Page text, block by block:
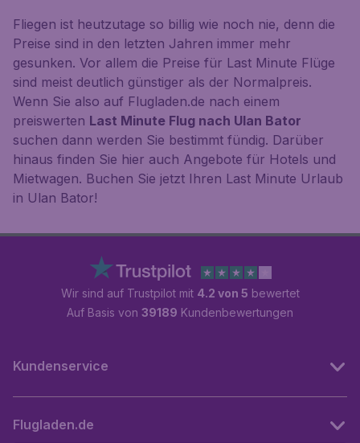
Fliegen ist heutzutage so billig wie noch nie, denn die
Preise sind in den letzten Jahren immer mehr
gesunken. Vor allem die Preise für Last Minute Flüge
sind meist deutlich günstiger als der Normalpreis.
Wenn Sie also auf Flugladen.de nach einem
preiswerten Last Minute Flug nach Ulan Bator
suchen dann werden Sie bestimmt fündig. Darüber
hinaus finden Sie hier auch Angebote für Hotels und
Mietwagen. Buchen Sie jetzt Ihren Last Minute Urlaub
in Ulan Bator!
Wir sind auf Trustpilot mit 4.2 von 5 bewertet
Auf Basis von 39189 Kundenbewertungen
Kundenservice
Flugladen.de